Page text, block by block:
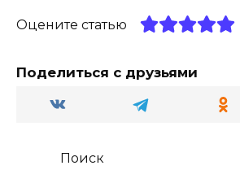
ma
ni
ki
p
в
ь
Оцените статью
Поделиться с друзьями
Поиск